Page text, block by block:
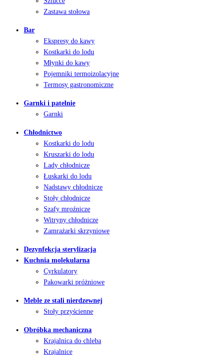
Zastawa stołowa
Bar
Ekspresy do kawy
Kostkarki do lodu
Młynki do kawy
Pojemniki termoizolacyjne
Termosy gastronomiczne
Garnki i patelnie
Garnki
Chłodnictwo
Kostkarki do lodu
Kruszarki do lodu
Lady chłodnicze
Łuskarki do lodu
Nadstawy chłodnicze
Stoły chłodnicze
Szafy mroźnicze
Witryny chłodnicze
Zamrażarki skrzyniowe
Dezynfekcja sterylizacja
Kuchnia molekularna
Cyrkulatory
Pakowarki próżniowe
Meble ze stali nierdzewnej
Stoły przyścienne
Obróbka mechaniczna
Krajalnica do chleba
Krajalnice